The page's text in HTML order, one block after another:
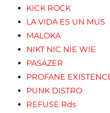
KICK ROCK
LA VIDA ES UN MUS
MALOKA
NIKT NIC NIE WIE
PASAZER
PROFANE
PUNK DISTRO
REFUSE Rds